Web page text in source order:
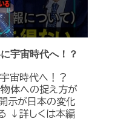
宇宙時代へ！？
宇宙時代へ！？
体への捉え方が
示が日本の変化
↓詳しくは本編